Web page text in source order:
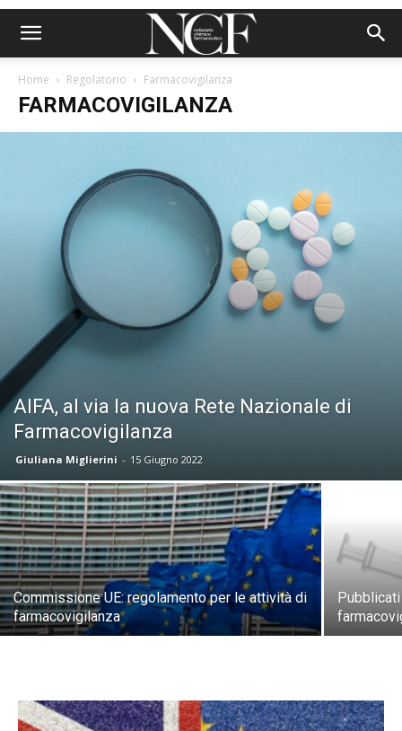
Home Regolatorio Farmacovigilanza
FARMACOVIGILANZA
AIFA, al via la nuova Rete Nazionale di
Farmacovigilanza
Giuliana Miglierini - 15 Giugno 2022
Commissione UE: regolamento per le attività di
farmacovigilanza